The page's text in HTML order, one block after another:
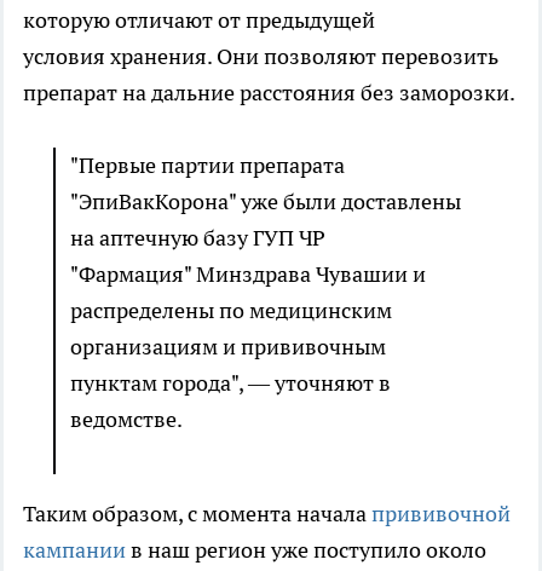
которую отличают от предыдущей
условия хранения. Они позволяют перевозить
препарат на дальние расстояния без заморозки.
"Первые партии препарата
"ЭпиВакКорона" уже были доставлены
на аптечную базу ГУП ЧР
"Фармация" Минздрава Чувашии и
распределены по медицинским
организациям и прививочным
пунктам города", — уточняют в
ведомстве.
Таким образом, с момента началапрививочной
кампаниив наш регион уже поступило около